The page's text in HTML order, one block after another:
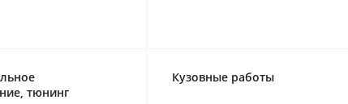
тюнинг
Кузовные работы